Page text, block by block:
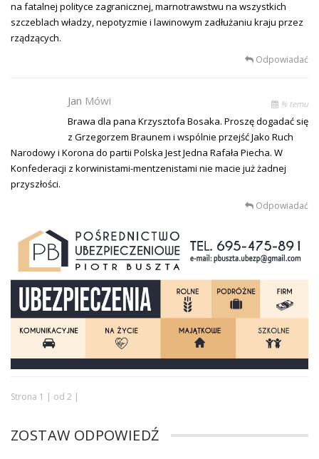
na fatalnej polityce zagranicznej, marnotrawstwu na wszystkich
szczeblach władzy, nepotyzmie i lawinowym zadłużaniu kraju przez
rządzących.
Odpowiadać
Jan Mówi % temu
Brawa dla pana Krzysztofa Bosaka. Proszę dogadać się
z Grzegorzem Braunem i wspólnie przejść Jako Ruch
Narodowy i Korona do partii Polska Jest Jedna Rafała Piecha. W
Konfederacji z korwinistami-mentzenistami nie macie już żadnej
przyszłości.
Odpowiadać
Strona 1 | od 2 |
ZOSTAW ODPOWIEDŹ